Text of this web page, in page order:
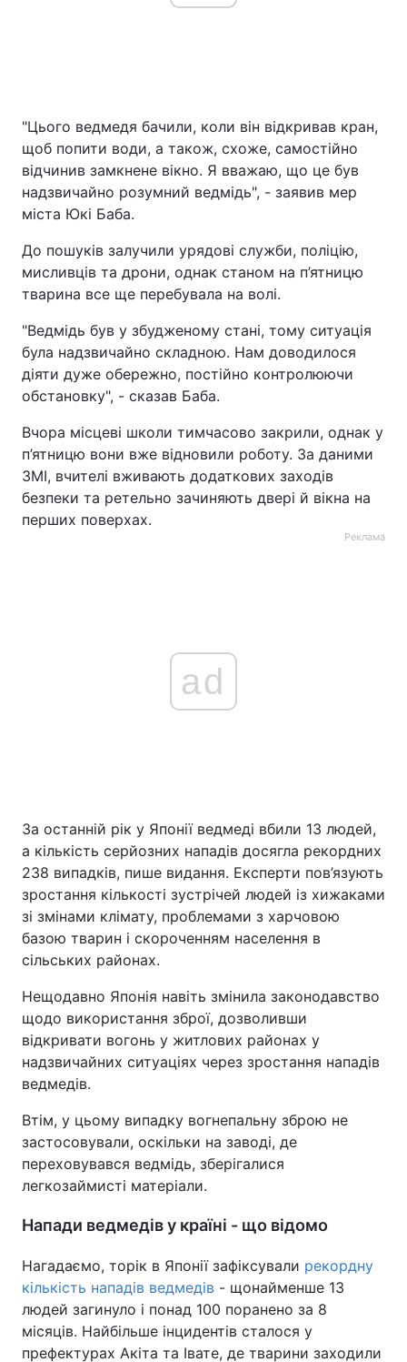
"Цього ведмедя бачили, коли він відкривав кран,
щоб попити води, а також, схоже, самостійно
відчинив замкнене вікно. Я вважаю, що це був
надзвичайно розумний ведмідь", - заявив мер
міста Юкі Баба.
До пошуків залучили урядові служби, поліцію,
мисливців та дрони, однак станом на п’ятницю
тварина все ще перебувала на волі.
"Ведмідь був у збудженому стані, тому ситуація
була надзвичайно складною. Нам доводилося
діяти дуже обережно, постійно контролюючи
обстановку", - сказав Баба.
Вчора місцеві школи тимчасово закрили, однак у
п’ятницю вони вже відновили роботу. За даними
ЗМІ, вчителі вживають додаткових заходів
безпеки та ретельно зачиняють двері й вікна на
перших поверхах.
Реклама
ad
За останній рік у Японії ведмеді вбили 13 людей,
а кількість серйозних нападів досягла рекордних
238 випадків, пише видання. Експерти пов’язують
зростання кількості зустрічей людей із хижаками
зі змінами клімату, проблемами з харчовою
базою тварин і скороченням населення в
сільських районах.
Нещодавно Японія навіть змінила законодавство
щодо використання зброї, дозволивши
відкривати вогонь у житлових районах у
надзвичайних ситуаціях через зростання нападів
ведмедів.
Втім, у цьому випадку вогнепальну зброю не
застосовували, оскільки на заводі, де
переховувався ведмідь, зберігалися
легкозаймисті матеріали.
Напади ведмедів у країні - що відомо
Нагадаємо, торік в Японії зафіксували рекордну
кількість нападів ведмедів - щонайменше 13
людей загинуло і понад 100 поранено за 8
місяців. Найбільше інцидентів сталося у
префектурах Акіта та Івате, де тварини заходили